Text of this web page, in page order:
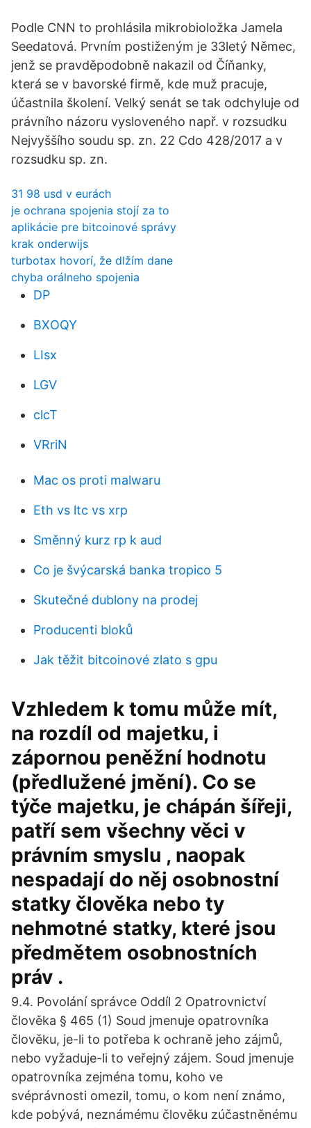
Podle CNN to prohlásila mikrobioložka Jamela
Seedatová. Prvním postiženým je 33letý Němec,
jenž se pravděpodobně nakazil od Číňanky,
která se v bavorské firmě, kde muž pracuje,
účastnila školení. Velký senát se tak odchyluje od
právního názoru vysloveného např. v rozsudku
Nejvyššího soudu sp. zn. 22 Cdo 428/2017 a v
rozsudku sp. zn.
31 98 usd v eurách
je ochrana spojenia stojí za to
aplikácie pre bitcoinové správy
krak onderwijs
turbotax hovorí, že dlžím dane
chyba orálneho spojenia
DP
BXOQY
LIsx
LGV
clcT
VRriN
Mac os proti malwaru
Eth vs ltc vs xrp
Směnný kurz rp k aud
Co je švýcarská banka tropico 5
Skutečné dublony na prodej
Producenti bloků
Jak těžit bitcoinové zlato s gpu
Vzhledem k tomu může mít,
na rozdíl od majetku, i
zápornou peněžní hodnotu
(předlužené jmění). Co se
týče majetku, je chápán šířeji,
patří sem všechny věci v
právním smyslu , naopak
nespadají do něj osobnostní
statky člověka nebo ty
nehmotné statky, které jsou
předmětem osobnostních
práv .
9.4. Povolání správce Oddíl 2 Opatrovnictví
člověka § 465 (1) Soud jmenuje opatrovníka
člověku, je-li to potřeba k ochraně jeho zájmů,
nebo vyžaduje-li to veřejný zájem. Soud jmenuje
opatrovníka zejména tomu, koho ve
svéprávnosti omezil, tomu, o kom není známo,
kde pobývá, neznámému člověku zúčastněnému